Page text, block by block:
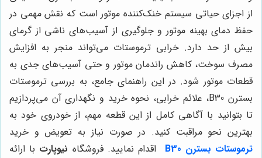
از اجزای حیاتی سیستم خنک‌کننده موتور است که نقش مهمی در
حفظ دمای بهینه موتور و جلوگیری از آسیب‌های ناشی از گرمای
بیش از حد دارد. خرابی ترموستات می‌تواند منجر به افزایش
مصرف سوخت، کاهش راندمان موتور و حتی آسیب‌های جدی به
قطعات موتور شود. در این راهنمای جامع، به بررسی ترموستات
بسترن B30، علائم خرابی، نحوه خرید و نگهداری آن می‌پردازیم
تا بتوانید با آگاهی کامل از این قطعه مهم، از خودروی خود به
بهترین نحو مراقبت کنید. در صورت نیاز به تعویض و خرید
ترموستات بسترن B30
اقدام نمایید. فروشگاه نیوپارت با ارائه